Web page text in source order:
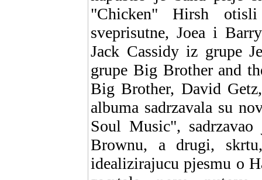
"Chicken" Hirsh
sveprisutne, Joea i
Jack Cassidy iz grupe
grupe Big Brother and
Big Brother, David
albuma sadrzavala su
Soul Music", sadrzavao
Brownu, a drugi,
idealizirajucu pjesmu o